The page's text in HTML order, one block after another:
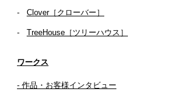
- ​ Clover［クローバー］
- TreeHouse［ツリーハウス］
ワークス
- 作品・お客様インタビュー